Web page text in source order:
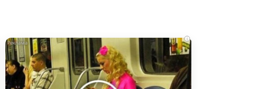
i